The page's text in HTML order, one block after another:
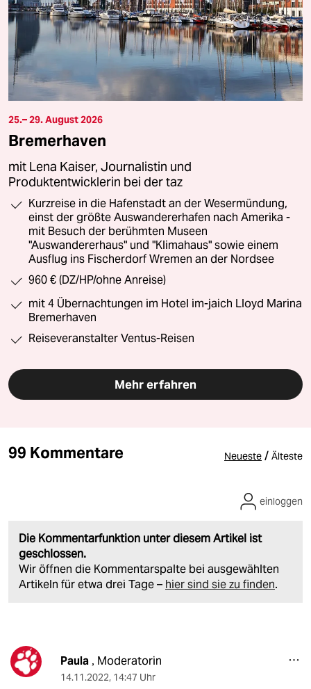
25.– 29. August 2026
Bremerhaven
mit Lena Kaiser, Journalistin und
Produktentwicklerin bei der taz
Kurzreise in die Hafenstadt an der Wesermündung,
einst der größte Auswandererhafen nach Amerika -
mit Besuch der berühmten Museen
"Auswandererhaus" und "Klimahaus" sowie einem
Ausflug ins Fischerdorf Wremen an der Nordsee
960 € (DZ/HP/ohne Anreise)
mit 4 Übernachtungen im Hotel im-jaich Lloyd Marina
Bremerhaven
Reiseveranstalter Ventus-Reisen
Mehr erfahren
99 Kommentare Neueste / Älteste
Die Kommentarfunktion unter diesem Artikel ist
geschlossen.
Wir öffnen die Kommentarspalte bei ausgewählten
Artikeln für etwa drei Tage – hier sind sie zu finden.
einloggen
Paula, Moderatorin
14.11.2022, 14:47 Uhr